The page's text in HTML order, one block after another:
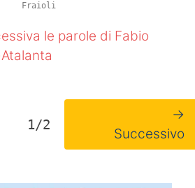
Fraioli
le parole di Fabio
1/2
→
Successivo